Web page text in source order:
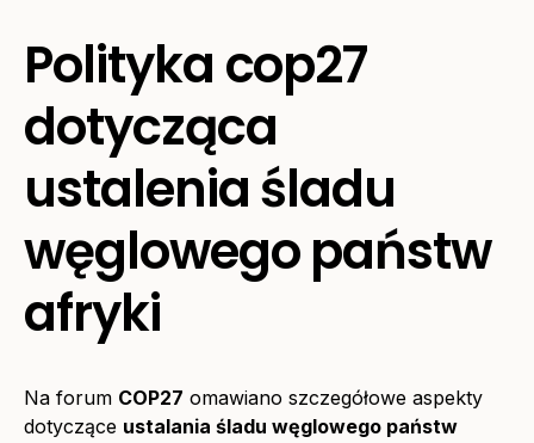
Polityka cop27
dotycząca
ustalenia śladu
węglowego państw
afryki
Na forum COP27 omawiano szczegółowe aspekty
dotyczące ustalania śladu węglowego państw